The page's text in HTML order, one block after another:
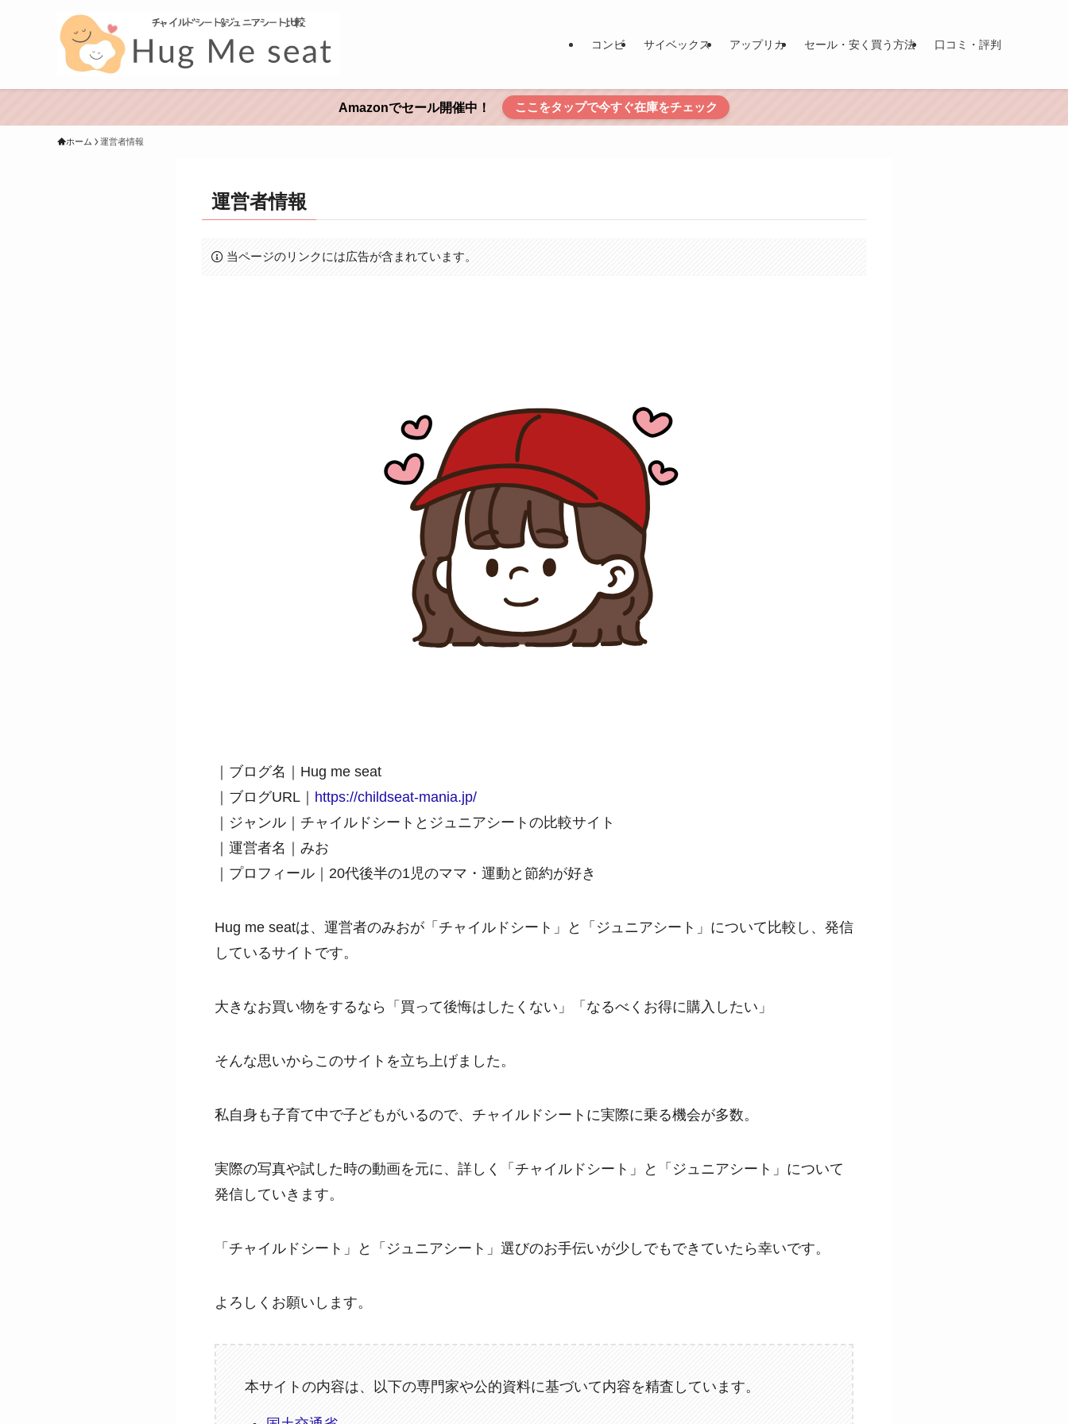
コンビ サイベックス アップリカ セール・安く買う方法 口コミ・評判
Amazonでセール開催中！ ここをタップで今すぐ在庫をチェック
ホーム 運営者情報
運営者情報
当ページのリンクには広告が含まれています。
｜ブログ名｜Hug me seat
｜ブログURL｜ https://childseat-mania.jp/
｜ジャンル｜チャイルドシートとジュニアシートの比較サイト
｜運営者名｜みお
｜プロフィール｜20代後半の1児のママ・運動と節約が好き
Hug me seatは、運営者のみおが「チャイルドシート」と「ジュニアシート」について比較し、発信
しているサイトです。
大きなお買い物をするなら「買って後悔はしたくない」「なるべくお得に購入したい」
そんな思いからこのサイトを立ち上げました。
私自身も子育て中で子どもがいるので、チャイルドシートに実際に乗る機会が多数。
実際の写真や試した時の動画を元に、詳しく「チャイルドシート」と「ジュニアシート」について
発信していきます。
「チャイルドシート」と「ジュニアシート」選びのお手伝いが少しでもできていたら幸いです。
よろしくお願いします。
本サイトの内容は、以下の専門家や公的資料に基づいて内容を精査しています。